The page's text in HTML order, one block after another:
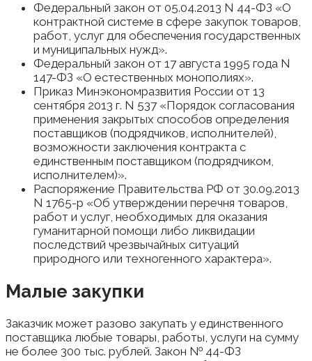
Федеральный закон от 05.04.2013 N 44-ФЗ «О
контрактной системе в сфере закупок товаров,
работ, услуг для обеспечения государственных
и муниципальных нужд».
Федеральный закон от 17 августа 1995 года N
147-ФЗ «О естественных монополиях».
Приказ Минэкономразвития России от 13
сентября 2013 г. N 537 «Порядок согласования
применения закрытых способов определения
поставщиков (подрядчиков, исполнителей),
возможности заключения контракта с
единственным поставщиком (подрядчиком,
исполнителем)».
Распоряжение Правительства РФ от 30.09.2013
N 1765-р «Об утверждении перечня товаров,
работ и услуг, необходимых для оказания
гуманитарной помощи либо ликвидации
последствий чрезвычайных ситуаций
природного или техногенного характера».
Малые закупки
Заказчик может разово закупать у единственного
поставщика любые товары, работы, услуги на сумму
не более 300 тыс. рублей. Закон № 44-ФЗ